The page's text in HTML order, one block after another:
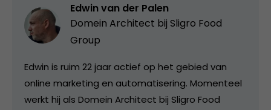
Edwin van der Palen
Domein Architect bij Sligro Food
Group
Edwin is ruim 22 jaar actief op het gebied van
online marketing en automatisering. Momenteel
werkt hij als Domein Architect bij Sligro Food